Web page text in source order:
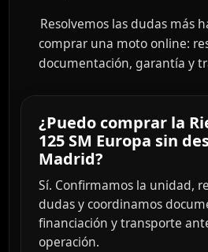
Resolvemos las dudas más
comprar una moto online:
documentación, garantía y
¿Puedo comprar la
125 SM Europa sin
Madrid?
Sí. Confirmamos la unidad,
dudas y coordinamos
financiación y transporte
operación.